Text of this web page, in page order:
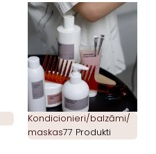
Kondicionieri/balzāmi/
maskas77 Produkti